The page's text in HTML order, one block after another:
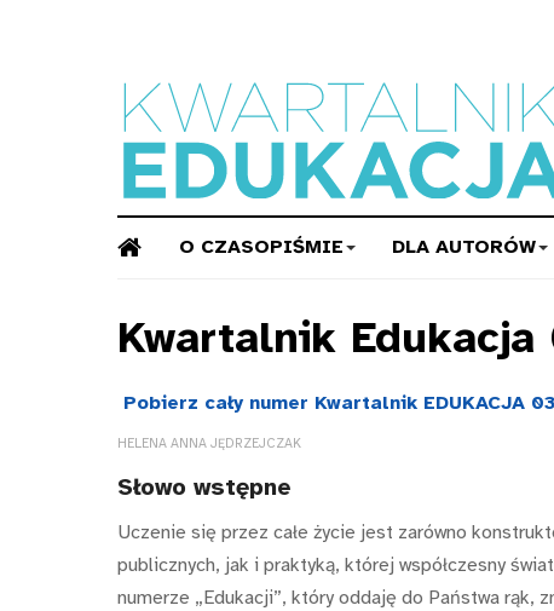
O CZASOPIŚMIE DLA AUTORÓW
Kwartalnik
Pobierz cały numer Kwartalnik EDUKACJA
HELENA ANNA JĘDRZEJCZAK
Słowo wstępne
Uczenie się przez całe życie jest zarówno
publicznych, jak i praktyką, której współczesny
numerze „Edukacji”, który oddaję do Państwa rąk,